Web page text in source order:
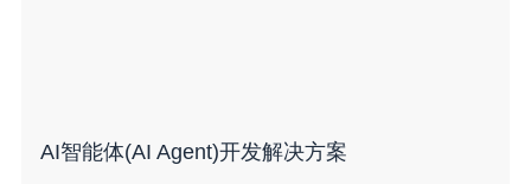
AI智能体(AI Agent)开发解决方案